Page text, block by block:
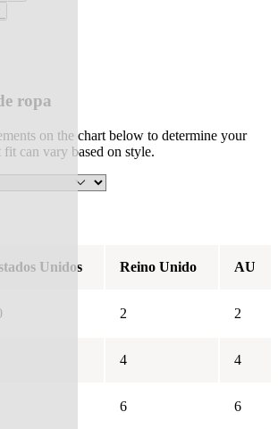
ropa
on the chart below to determine your
fit can vary based on style.
Unidos Reino Unido AU
2 2
4 4
6 6